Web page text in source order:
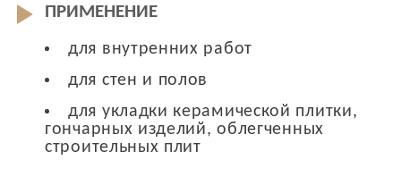
ПРИМЕНЕНИЕ
для внутренних работ
для стен и полов
для укладки керамической плитки,
гончарных изделий, облегченных
строительных плит